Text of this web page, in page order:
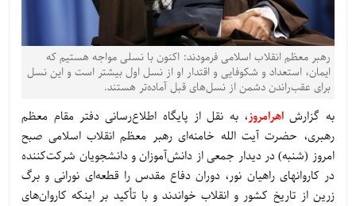
رهبر معظم انقلاب اسلامی فرمودند: اکنون با نسلی مواجه هستیم که
ایمان، استعداد و شکوفایی و اقتدار او از نسل اول بیشتر است و این نسل
برای عقب‌راندن دشمن از نسل‌های قبل آماده‌تر هستند.
به گزارش اهرامروز، به نقل از پایگاه اطلاع‌رسانی دفتر مقام معظم
رهبری، حضرت آیت الله خامنه‌ای رهبر معظم انقلاب اسلامی صبح
امروز (شنبه) در دیدار جمعی از دانش‌آموزان و دانشجویان شرکت‌کننده
در کاروانهای راهیان نور، دوران دفاع مقدس را قطعه‌ای نورانی و برگ
زرین از تاریخ کشور و انقلاب خواندند و با تأکید بر اینکه کاروان‌های